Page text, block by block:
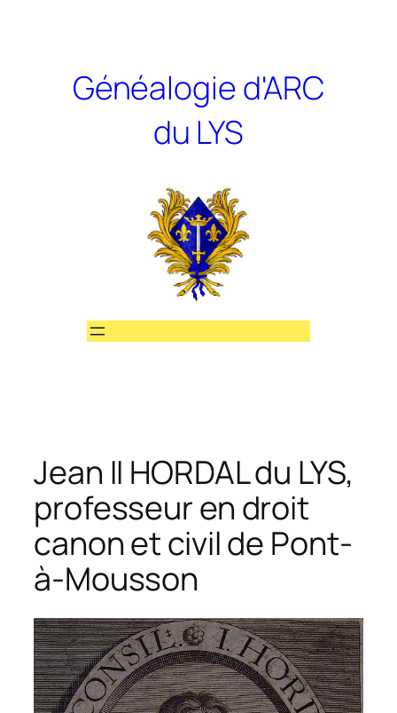
Généalogie d'ARC
du LYS
Jean II HORDAL du LYS,
professeur en droit
canon et civil de Pont-
à-Mousson